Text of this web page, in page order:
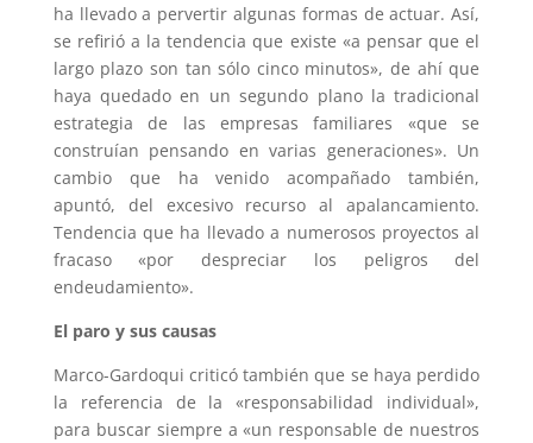
ha llevado a pervertir algunas formas de actuar. Así,
se refirió a la tendencia que existe «a pensar que el
largo plazo son tan sólo cinco minutos», de ahí que
haya quedado en un segundo plano la tradicional
estrategia de las empresas familiares «que se
construían pensando en varias generaciones». Un
cambio que ha venido acompañado también,
apuntó, del excesivo recurso al apalancamiento.
Tendencia que ha llevado a numerosos proyectos al
fracaso «por despreciar los peligros del
endeudamiento».
El paro y sus causas
Marco-Gardoqui criticó también que se haya perdido
la referencia de la «responsabilidad individual»,
para buscar siempre a «un responsable de nuestros